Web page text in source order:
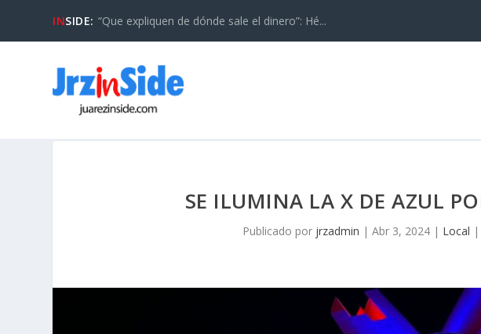
INSIDE: “Que expliquen de dónde sale el dinero”: Hé...
SE ILUMINA LA X DE AZUL
Publicado por jrzadmin | Abr 3, 2024| Local |